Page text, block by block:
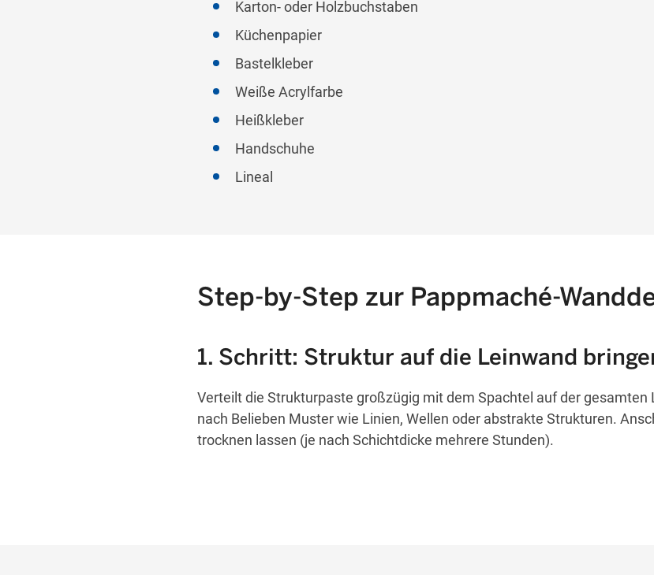
Karton- oder Holzbuchstaben
Küchenpapier
Bastelkleber
Weiße Acrylfarbe
Heißkleber
Handschuhe
Lineal
Step-by-Step zur Pappmaché-
1. Schritt: Struktur auf die Leinwand
Verteilt die Strukturpaste großzügig mit dem Spachtel auf der gesamten
nach Belieben Muster wie Linien, Wellen oder abstrakte Strukturen.
trocknen lassen (je nach Schichtdicke mehrere Stunden).